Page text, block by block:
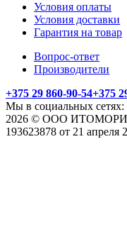
Условия оплаты
Условия доставки
Гарантия на товар
Вопрос-ответ
Производители
+375 29 860-90-54+375
Мы в социальных сетях:
2026 © ООО ИТОМОРИ:
193623878 от 21 апреля